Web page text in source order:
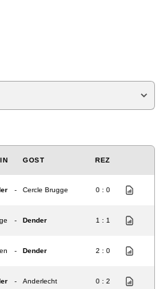
GOST REZ
- Cercle Brugge 0 : 0
- Dender 1 : 1
- Dender 2 : 0
- Anderlecht 0 : 2